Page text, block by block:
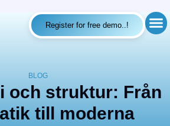
Register for free demo..!
BLOG
och struktur: Från
till moderna